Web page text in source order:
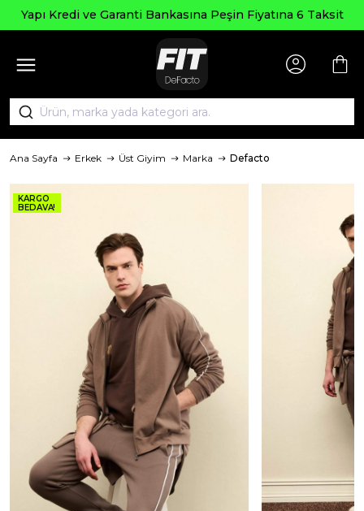
Yapı Kredi ve Garanti Bankasına Peşin Fiyatına 6 Taksit
Ana Sayfa Erkek Üst Giyim Marka Defacto
KARGO
BEDAVA!